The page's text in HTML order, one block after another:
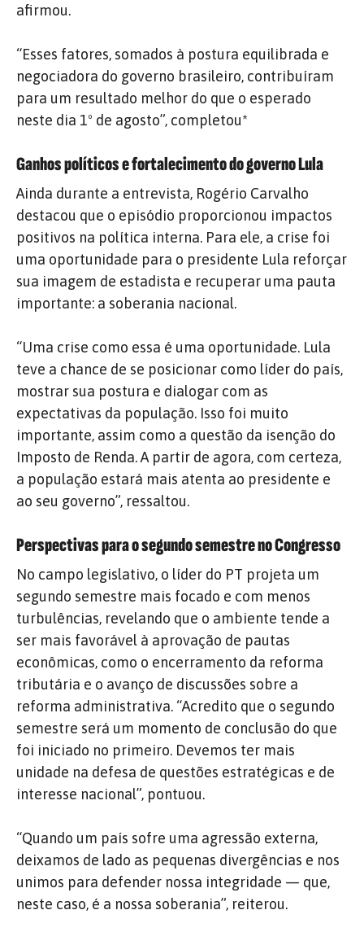
afirmou.
“Esses fatores, somados à postura equilibrada e
negociadora do governo brasileiro, contribuíram
para um resultado melhor do que o esperado
neste dia 1º de agosto”, completou*
Ganhos políticos e fortalecimento do governo Lula
Ainda durante a entrevista, Rogério Carvalho
destacou que o episódio proporcionou impactos
positivos na política interna. Para ele, a crise foi
uma oportunidade para o presidente Lula reforçar
sua imagem de estadista e recuperar uma pauta
importante: a soberania nacional.
“Uma crise como essa é uma oportunidade. Lula
teve a chance de se posicionar como líder do país,
mostrar sua postura e dialogar com as
expectativas da população. Isso foi muito
importante, assim como a questão da isenção do
Imposto de Renda. A partir de agora, com certeza,
a população estará mais atenta ao presidente e
ao seu governo”, ressaltou.
Perspectivas para o segundo semestre no Congresso
No campo legislativo, o líder do PT projeta um
segundo semestre mais focado e com menos
turbulências, revelando que o ambiente tende a
ser mais favorável à aprovação de pautas
econômicas, como o encerramento da reforma
tributária e o avanço de discussões sobre a
reforma administrativa. “Acredito que o segundo
semestre será um momento de conclusão do que
foi iniciado no primeiro. Devemos ter mais
unidade na defesa de questões estratégicas e de
interesse nacional”, pontuou.
“Quando um país sofre uma agressão externa,
deixamos de lado as pequenas divergências e nos
unimos para defender nossa integridade — que,
neste caso, é a nossa soberania”, reiterou.